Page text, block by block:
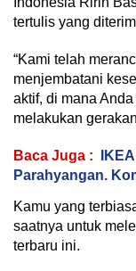
tertulis yang
“Kami telah
menjembatani
aktif, di mana
melakukan
Baca Juga :
Parahyangan.
Kamu yang
saatnya untuk
terbaru ini.